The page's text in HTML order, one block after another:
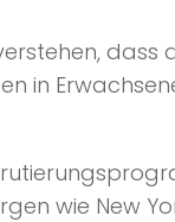
dass
in
wie New